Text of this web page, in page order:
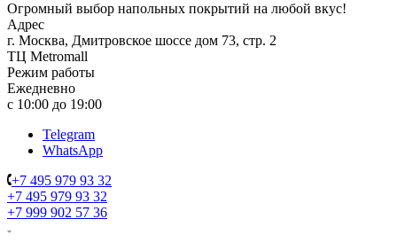
Огромный выбор напольных покрытий на любой вкус!
Адрес
г. Москва, Дмитровское шоссе дом 73, стр. 2
ТЦ Metromall
Режим работы
Ежедневно
с 10:00 до 19:00
Telegram
WhatsApp
+7 495 979 93 32
+7 495 979 93 32
+7 999 902 57 36